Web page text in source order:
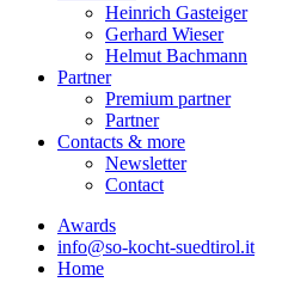
Heinrich Gasteiger
Gerhard Wieser
Helmut Bachmann
Partner
Premium partner
Partner
Contacts & more
Newsletter
Contact
Awards
info@so-kocht-suedtirol.it
Home